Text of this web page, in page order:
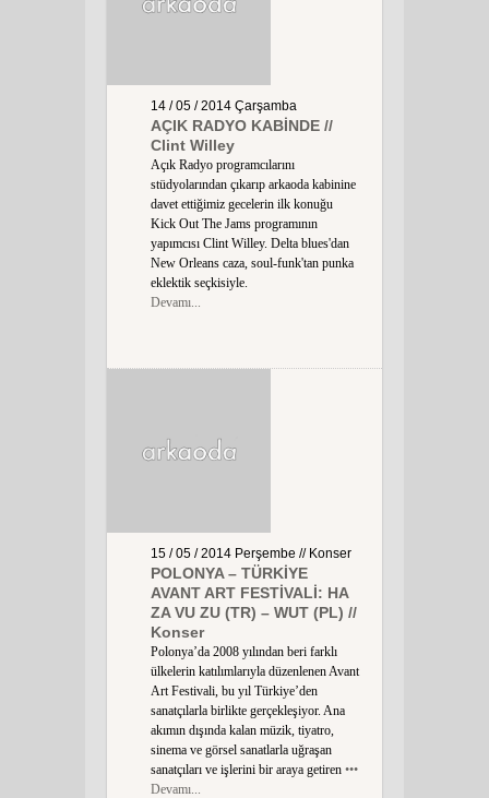
14 / 05 / 2014 Çarşamba
AÇIK RADYO KABİNDE //
Clint Willey
Açık Radyo programcılarını
stüdyolarından çıkarıp arkaoda kabinine
davet ettiğimiz gecelerin ilk konuğu
Kick Out The Jams programının
yapımcısı Clint Willey. Delta blues'dan
New Orleans caza, soul-funk'tan punka
eklektik seçkisiyle.
Devamı...
15 / 05 / 2014 Perşembe // Konser
POLONYA – TÜRKİYE
AVANT ART FESTİVALİ: HA
ZA VU ZU (TR) – WUT (PL) //
Konser
Polonya’da 2008 yılından beri farklı
ülkelerin katılımlarıyla düzenlenen Avant
Art Festivali, bu yıl Türkiye’den
sanatçılarla birlikte gerçekleşiyor. Ana
akımın dışında kalan müzik, tiyatro,
sinema ve görsel sanatlarla uğraşan
sanatçıları ve işlerini bir araya getiren •••
Devamı...